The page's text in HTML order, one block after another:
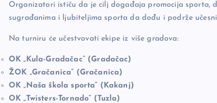
Organizatori ističu da je cilj događaja promocija sporta,
sugrađanima i ljubiteljima sporta da dođu i podrže
Na turniru će učestvovati ekipe iz više gradova:
OK „Kula-Gradačac“ (Gradačac)
ŽOK „Gračanica“ (Gračanica)
OK „Naša škola sporta“ (Kakanj)
OK „Twisters-Tornado“ (Tuzla)